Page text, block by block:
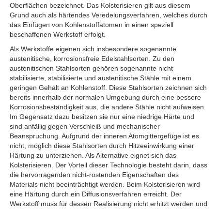
Oberflächen bezeichnet. Das Kolsterisieren gilt aus diesem
Grund auch als härtendes Veredelungsverfahren, welches durch
das Einfügen von Kohlenstoffatomen in einen speziell
beschaffenen Werkstoff erfolgt.
Als Werkstoffe eigenen sich insbesondere sogenannte
austenitische, korrosionsfreie Edelstahlsorten. Zu den
austenitischen Stahlsorten gehören sogenannte nicht
stabilisierte, stabilisierte und austenitische Stähle mit einem
geringen Gehalt an Kohlenstoff. Diese Stahlsorten zeichnen sich
bereits innerhalb der normalen Umgebung durch eine bessere
Korrosionsbeständigkeit aus, die andere Stähle nicht aufweisen.
Im Gegensatz dazu besitzen sie nur eine niedrige Härte und
sind anfällig gegen Verschleiß und mechanischer
Beanspruchung. Aufgrund der inneren Atomgittergefüge ist es
nicht, möglich diese Stahlsorten durch Hitzeeinwirkung einer
Härtung zu unterziehen. Als Alternative eignet sich das
Kolsterisieren. Der Vorteil dieser Technologie besteht darin, dass
die hervorragenden nicht-rostenden Eigenschaften des
Materials nicht beeinträchtigt werden. Beim Kolsterisieren wird
eine Härtung durch ein Diffusionsverfahren erreicht. Der
Werkstoff muss für dessen Realisierung nicht erhitzt werden und